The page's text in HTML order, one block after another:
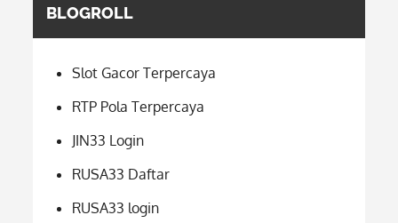
BLOGROLL
Slot Gacor Terpercaya
RTP Pola Terpercaya
JIN33 Login
RUSA33 Daftar
RUSA33 login